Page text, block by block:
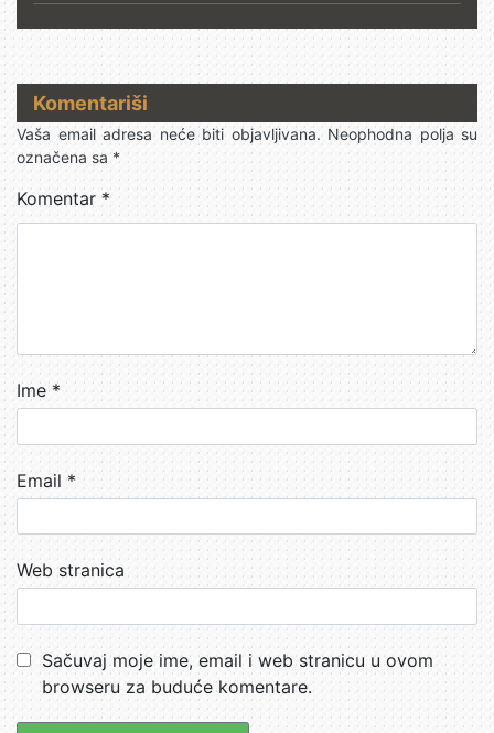
Komentariši
Vaša email adresa neće biti objavljivana. Neophodna polja su
označena sa*
Komentar *
Ime*
Email*
Web stranica
Sačuvaj moje ime, email i web stranicu u ovom
browseru za buduće komentare.